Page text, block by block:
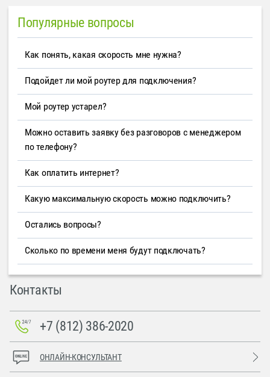
Популярные вопросы
Как понять, какая скорость мне нужна?
Подойдет ли мой роутер для подключения?
Мой роутер устарел?
Можно оставить заявку без разговоров с менеджером
по телефону?
Как оплатить интернет?
Какую максимальную скорость можно подключить?
Остались вопросы?
Сколько по времени меня будут подключать?
Контакты
+7 (812) 386-2020
ОНЛАЙН-КОНСУЛЬТАНТ